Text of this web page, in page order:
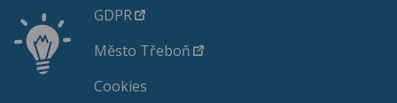
GDPR
Město Třeboň
Cookies